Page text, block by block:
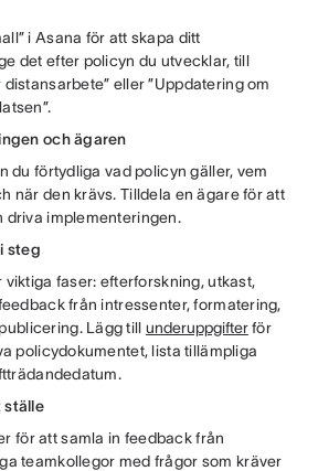
i Asana för att skapa ditt
det efter policyn du utvecklar, till
eller ”Uppdatering om
och ägaren
du förtydliga vad policyn gäller, vem
när den krävs. Tilldela en ägare för att
driva implementeringen.
steg
faser: efterforskning, utkast,
från intressenter, formatering,
Lägg till underuppgifterför
policydokumentet, lista tillämpliga
ställe
för att samla in feedback från
teamkollegor med frågor som kräver